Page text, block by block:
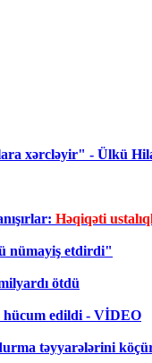
xərcləyir" - Ülkü
Həqiqəti
nümayiş etdirdi"
ötdü
hücum edildi - VİDEO
təyyarələrini